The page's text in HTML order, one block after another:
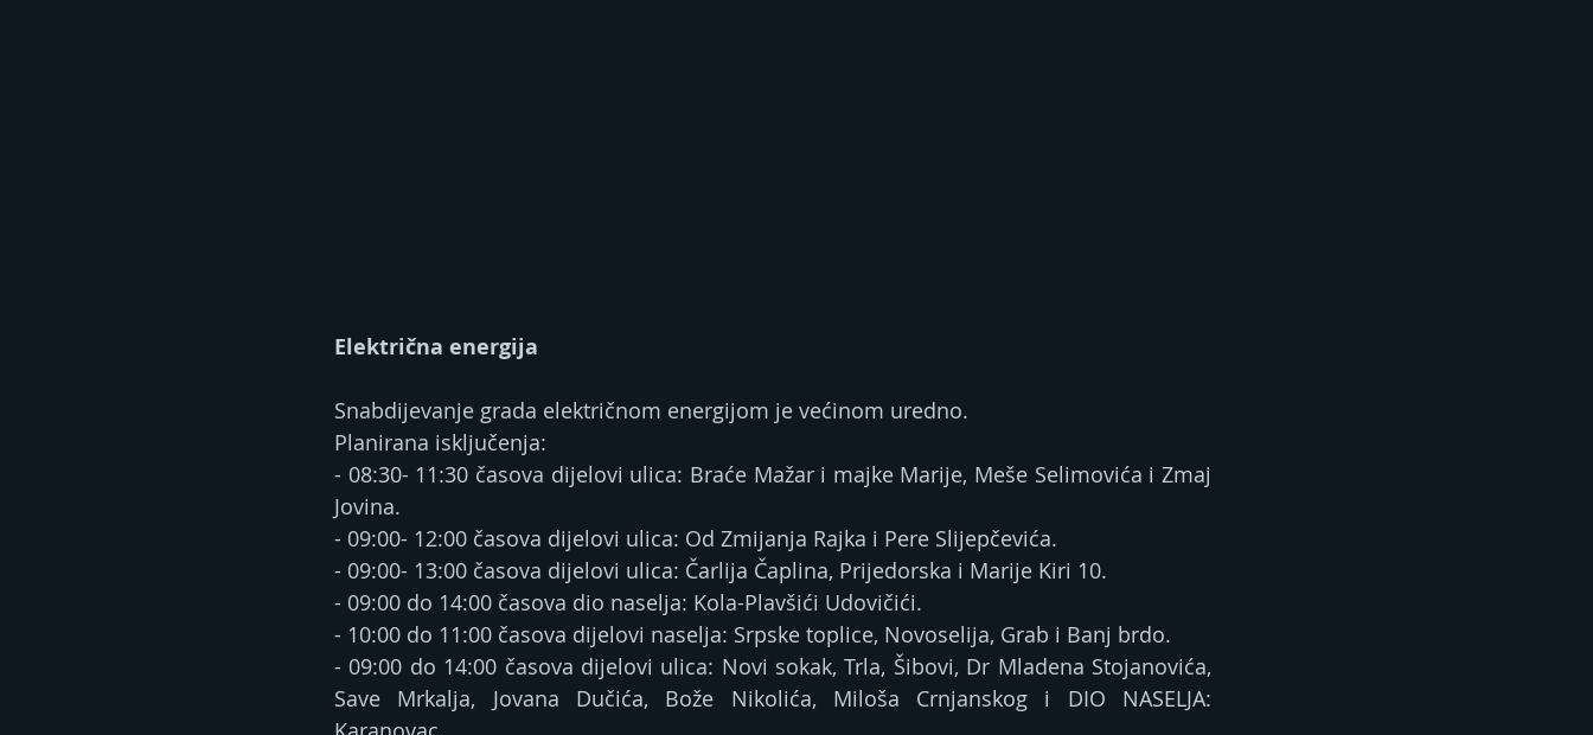
Električna energija
Snabdijevanje grada električnom energijom je većinom uredno.
Planirana isključenja:
- 08:30- 11:30 časova dijelovi ulica: Braće Mažar i majke Marije, Meše Selimovića i Zmaj
Jovina.
- 09:00- 12:00 časova dijelovi ulica: Od Zmijanja Rajka i Pere Slijepčevića.
- 09:00- 13:00 časova dijelovi ulica: Čarlija Čaplina, Prijedorska i Marije Kiri 10.
- 09:00 do 14:00 časova dio naselja: Kola-Plavšići Udovičići.
- 10:00 do 11:00 časova dijelovi naselja: Srpske toplice, Novoselija, Grab i Banj brdo.
- 09:00 do 14:00 časova dijelovi ulica: Novi sokak, Trla, Šibovi, Dr Mladena Stojanovića,
Save Mrkalja, Jovana Dučića, Bože Nikolića, Miloša Crnjanskog i DIO NASELJA: